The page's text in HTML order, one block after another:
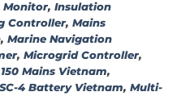
Monitor, Insulation
Controller, Mains
, Marine Navigation
, Microgrid Controller,
Mains Vietnam,
4 Battery Vietnam, Multi-